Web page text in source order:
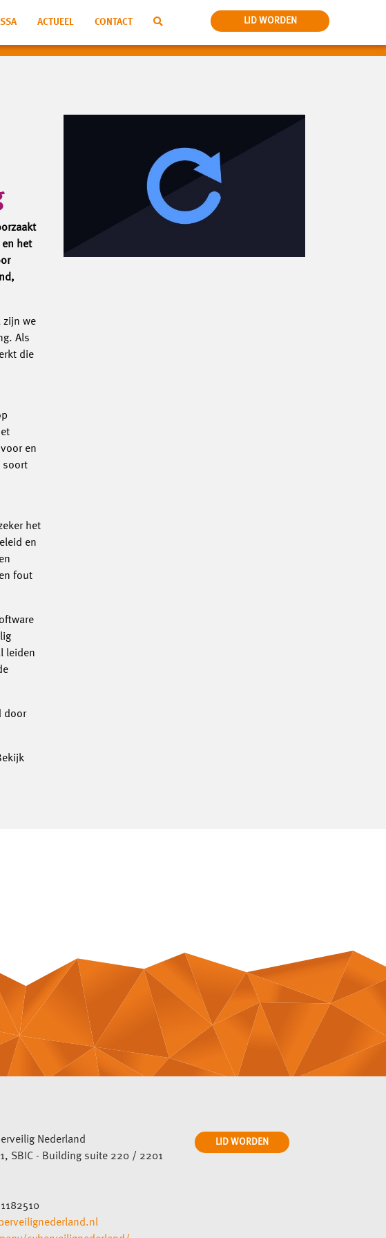
ACTUEEL CONTACT LID WORDEN
het
zijn we
Als
die
en
soort
het
en
fout
leiden
door
Nederland
SBIC - Building suite 220 / 2201
LID WORDEN